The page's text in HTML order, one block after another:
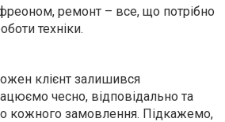
ремонт – все, що потрібно
техніки.
клієнт залишився
чесно, відповідально та
кожного замовлення. Підкажемо,